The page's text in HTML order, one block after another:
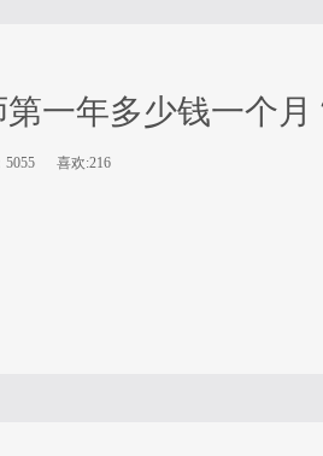
一年多少钱一个月
5055 喜欢:216